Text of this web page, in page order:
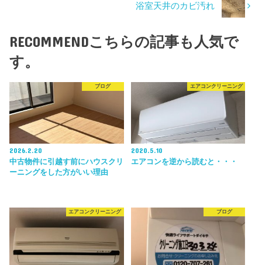
浴室天井のカビ汚れ
RECOMMENDこちらの記事も人気で
す。
ブログ
2026.2.20
中古物件に引越す前にハウスクリ
ーニングをした方がいい理由
エアコンクリーニング
2020.5.10
エアコンを逆から読むと・・・
エアコンクリーニング ブログ